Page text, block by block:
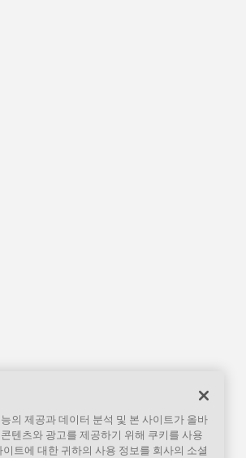
의 제공과 데이터 분석 및 본 사이트가 올바
텐츠와 광고를 제공하기 위해 쿠키를 사용
트에 대한 귀하의 사용 정보를 회사의 소셜